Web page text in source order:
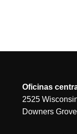
Oficinas
2525
Downers